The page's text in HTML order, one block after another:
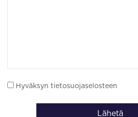
Hyväksyn tietosuojaselosteen
Lähetä